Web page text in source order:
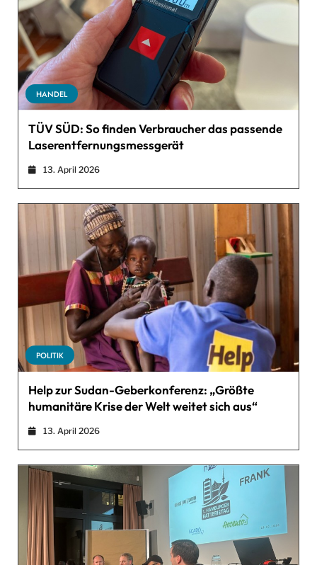
HANDEL
TÜV SÜD: So finden Verbraucher das passende
Laserentfernungsmessgerät
13. April 2026
POLITIK
Help zur Sudan-Geberkonferenz: „Größte
humanitäre Krise der Welt weitet sich aus“
13. April 2026